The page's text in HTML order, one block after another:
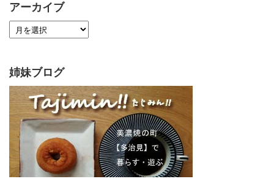
アーカイブ
姉妹ブログ